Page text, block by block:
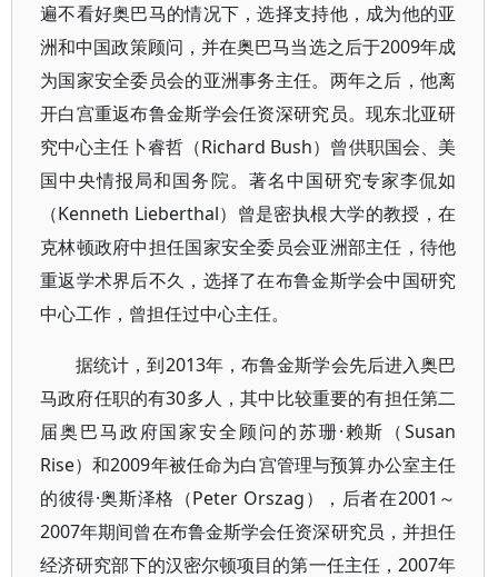
遍不看好奥巴马的情况下，选择支持他，成为他的亚
洲和中国政策顾问，并在奥巴马当选之后于2009年成
为国家安全委员会的亚洲事务主任。两年之后，他离
开白宫重返布鲁金斯学会任资深研究员。现东北亚研
究中心主任卜睿哲（Richard Bush）曾供职国会、美
国中央情报局和国务院。著名中国研究专家李侃如
（Kenneth Lieberthal）曾是密执根大学的教授，在
克林顿政府中担任国家安全委员会亚洲部主任，待他
重返学术界后不久，选择了在布鲁金斯学会中国研究
中心工作，曾担任过中心主任。
据统计，到2013年，布鲁金斯学会先后进入奥巴
马政府任职的有30多人，其中比较重要的有担任第二
届奥巴马政府国家安全顾问的苏珊·赖斯（Susan
Rise）和2009年被任命为白宫管理与预算办公室主任
的彼得·奥斯泽格（Peter Orszag），后者在2001～
2007年期间曾在布鲁金斯学会任资深研究员，并担任
经济研究部下的汉密尔顿项目的第一任主任，2007年